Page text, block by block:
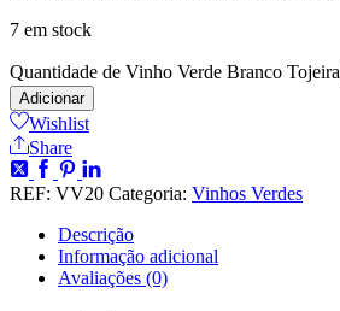
7 em stock
Quantidade de Vinho Verde Branco Tojeira
Adicionar
Wishlist
Share
REF: VV20 Categoria: Vinhos Verdes
Descrição
Informação adicional
Avaliações (0)